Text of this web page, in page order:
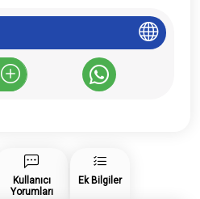
Kullanıcı
Yorumları
Ek Bilgiler